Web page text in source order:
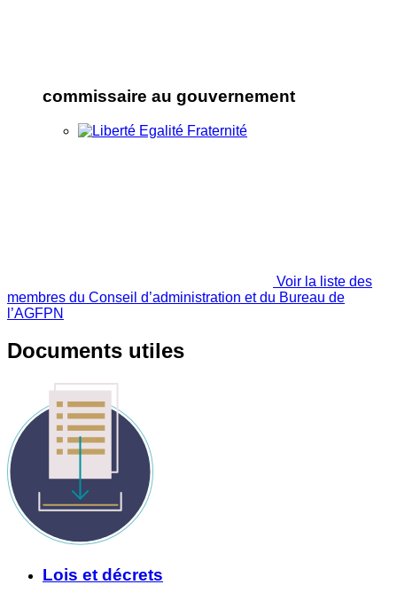
commissaire au gouvernement
Voir la liste des
membres du Conseil d’administration et du Bureau de
l’AGFPN
Documents utiles
Lois et décrets